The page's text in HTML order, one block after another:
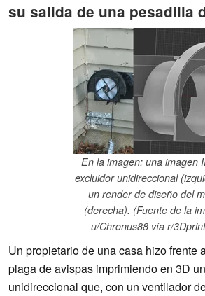
su salida de una pesadilla
En la imagen: una imagen
excluidor unidireccional
un render de diseño del
(derecha). (Fuente de la
u/Chronus88 vía r/
Un propietario de una casa hizo frente
plaga de avispas imprimiendo en 3D
unidireccional que, con un ventilador